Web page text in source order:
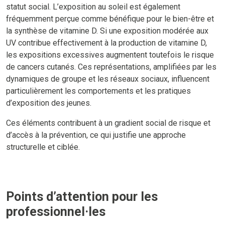
statut social. L’exposition au soleil est également
fréquemment perçue comme bénéfique pour le bien-être et
la synthèse de vitamine D. Si une exposition modérée aux
UV contribue effectivement à la production de vitamine D,
les expositions excessives augmentent toutefois le risque
de cancers cutanés. Ces représentations, amplifiées par les
dynamiques de groupe et les réseaux sociaux, influencent
particulièrement les comportements et les pratiques
d’exposition des jeunes.
Ces éléments contribuent à un gradient social de risque et
d’accès à la prévention, ce qui justifie une approche
structurelle et ciblée.
Points d’attention pour les
professionnel·les